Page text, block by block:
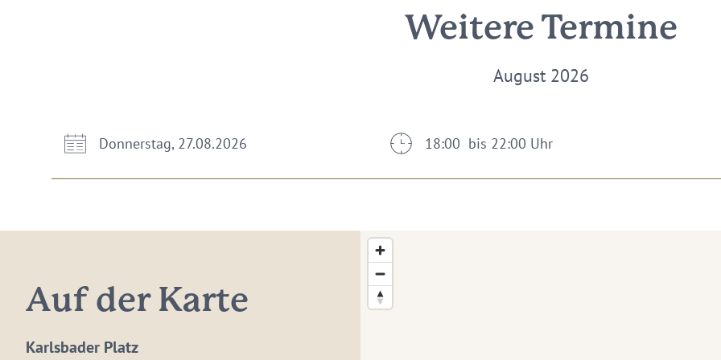
Weitere Termine
August 2026
Donnerstag, 27.08.2026 18:00 bis 22:00 Uhr
Auf der Karte
Karlsbader Platz